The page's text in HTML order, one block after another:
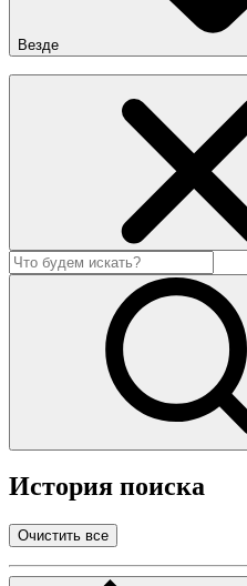
Везде
История поиска
Очистить все